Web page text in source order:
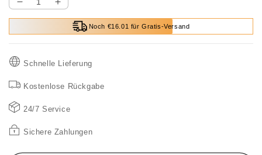
Verringere
die
Menge
💃
Heißer
Verkauf
49%
OFF
LUNE
Erhöhe
die
Menge
Heißer
Verkauf
49%
OFF
LUNE
Noch €16.01 für Gratis-Versand
Schnelle Lieferung
Kostenlose Rückgabe
24/7 Service
Sichere Zahlungen